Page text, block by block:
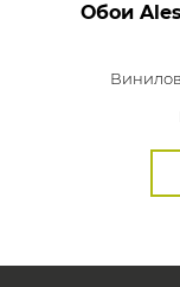
Обои